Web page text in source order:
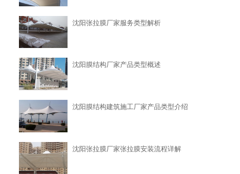
沈阳张拉膜厂家服务类型解析
沈阳膜结构厂家产品类型概述
沈阳膜结构建筑施工厂家产品类型介绍
沈阳张拉膜厂家张拉膜安装流程详解